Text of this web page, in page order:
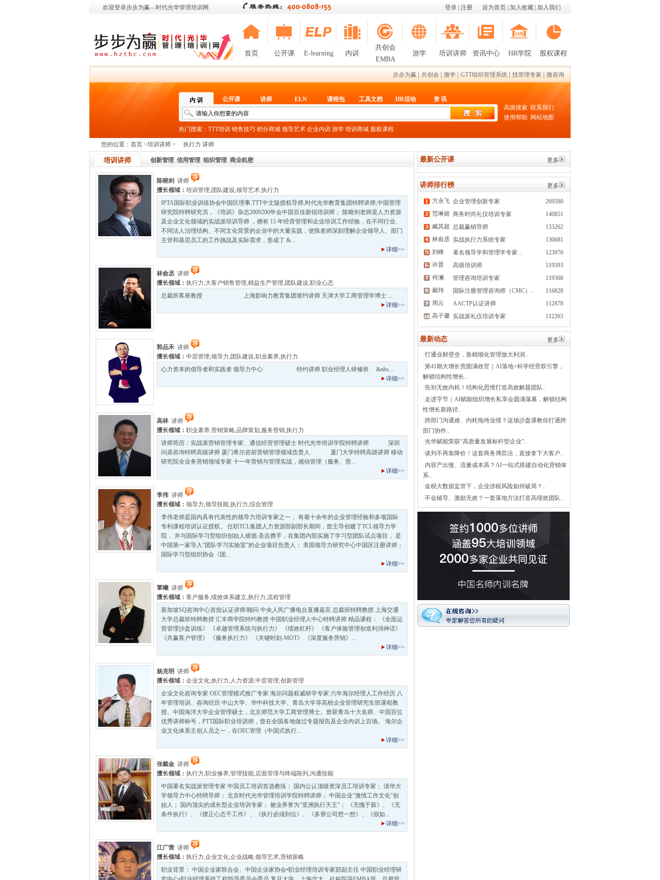
欢迎登录步步为赢—时代光华管理培训网 设为首页 加入收藏 加入我们
登录 注册
首页 公开课 E-learning 内训
共创会
EMBA
游学 培训讲师 资讯中心 HR学院 股权课程
步步为赢 共创会 微学 GTT组织管理系统 找管理专家 微咨询
内 训 公开课 讲师 ELN 课程包 工具文档 HR活动 资 讯
热门搜索： TTT培训 销售技巧 积分商城 领导艺术 企业内训 游学 培训商城 股权课程
高级搜索 联系我们
使用帮助
网站地图
您的位置： 首页 >培训讲师 > 执行力 讲师
培训讲师 创新管理 信用管理 组织管理 商业机密
陈晓剑 讲师
擅长领域： 培训管理, 团队建设,领导艺术,执行力
IPTA国际职业训练协会中国区理事,TTT中文版授权导师,时代光华教育集团特聘讲师,中国管理
研究院特聘研究员，《培训》杂志2009200年会中国百佳新锐培训师； 陈晓剑老师是人力资源
及企业文化领域的实战派培训导师 ，拥有 15 年经营管理和企业培训工作经验，在不同行业、
不同法人治理结构、不同文化背景的企业中的大量实践，使陈老师深刻理解企业领导人、部门
主管和基层员工的工作挑战及实际需求，形成了 &...
详细>>
林俞丞 讲师
擅长领域： 执行力,大客户销售管理,精益生产管理, 团队建设,职业心态
总裁班客座教授 上海影响力教育集团签约讲师 天津大学工商管理学博士 ...
详细>>
郭品禾 讲师
擅长领域： 中层管理,领导力, 团队建设,职业素养,执行力
心力资本的倡导者和实践者 领导力中心 特约讲师 职业经理人研修班 &nbs...
详细>>
高林 讲师
擅长领域： 职业素养,营销策略,品牌策划 ,服务营销,执行力
讲师简历：实战派营销管理专家、通信经营管理硕士 时代光华培训学院特聘讲师 深圳
问鼎咨询特聘高级讲师 厦门希尔咨前营销管理领域负责人 厦门大学特聘高级讲师 移动
研究院全业务营销领域专家 十一年营销与管理实战，感动管理（服务、营...
详细>>
李伟 讲师
擅长领域： 领导力,领导技能,执行力,综合管理
李伟老师是国内具有代表性的领导力培训专家之一， 有着十余年的企业管理经验和多项国际
专利课程培训认证授权。 任职TCL集团人力资源部副部长期间，曾主导创建了TCL领导力学
院， 并与国际学习型组织创始人彼德.圣吉携手，在集团内部实施了学习型团队试点项目， 是
中国第一家导入“团队学习实验室”的企业项目负责人； 美国领导力研究中心中国区注册讲师；
国际学习型组织协会《团...
详细>>
覃曦 讲师
擅长领域： 客户服务,绩效体系建立,执行力,流程管理
新加坡SQ咨询中心首批认证讲师/顾问 中央人民广播电台直播嘉宾 总裁班特聘教授 上海交通
大学总裁班特聘教授 汇丰商学院特约教授 中国职业经理人中心特聘讲师 精品课程： 《全面运
营管理沙盘训练》 《卓越管理系统与执行力》 《绩效杠杆》 《客户体验管理创造利润神话》
《共赢客户管理》 《服务执行力》 《关键时刻-MOT》 《深度服务营销》...
详细>>
杨克明 讲师
擅长领域： 企业文化,执行力, 人力资源,中层管理,创新管理
企业文化咨询专家 OEC管理模式推广专家 海尔问题权威研学专家 六年海尔经理人工作经历 八
年管理培训、咨询经历 中山大学、华中科技大学、青岛大学等高校企业管理研究生班课程教
授。中国海洋大学企业管理硕士，北京师范大学工商管理博士。曾获青岛十大名师、中国百位
优秀讲师称号，PTT国际职业培训师，曾在全国各地做过专题报告及企业内训上百场。 海尔企
业文化体系主创人员之一，在OEC管理（中国式执行...
详细>>
张戴金 讲师
擅长领域： 执行力,职业修养,管理技能,店面管理与终端陈列 ,沟通技能
中国著名实战派管理专家 中国员工培训首选教练； 国内公认顶级资深员工培训专家； 清华大
学领导力中心特聘导师； 北京时代光华管理培训学院特聘讲师； 中国企业“激情工作文化”创
始人； 国内顶尖的成长型企业培训专家； 被业界誉为“亚洲执行天王”； 《无愧于薪》、《无
条件执行》、《摆正心态干工作》、《执行必须到位》、《多替公司想一想》、《假如...
详细>>
江广营 讲师
擅长领域： 执行力,企业文化,企业战略,领导艺术,营销策略
职业背景： 中国企业家联合会、中国企业家协会•职业经理培训专家部副主任 中国职业经理研
最新公开课 更多
讲师排行榜 更多
方永飞 企业管理创新专家
269580
范琳姬 商务时尚礼仪培训专家
140851
臧其超 总裁赢销导师
133262
林俞丞 实战执行力系统专家
130681
刘峰
著名领导学和管理学专家 ..
123976
许晋
高级培训师
119393
何澜
管理咨询培训专家
119368
戴玮
国际注册管理咨询师（CMC）..
116828
周云
AACTP认证讲师
112878
高子馨 实战派礼仪培训专家 112263
最新动态 更多
·打通业财壁垒，靠精细化管理放大利润..
·第41期大增长营圆满收官｜AI落地+科学经营双引擎，
解锁结构性增长..
·告别无效内耗！结构化思维打造高效解题团队..
·走进字节｜AI赋能组织增长私享会圆满落幕，解锁结构
性增长新路径..
·跨部门沟通难、内耗拖垮业绩？这场沙盘课教你打通跨
部门协作..
·光华赋能荣获“高质量发展标杆型企业”..
·谈判不再靠降价！这套商务博弈法，直接拿下大客户..
·内容产出慢、流量成本高？AI一站式搭建自动化营销体
系..
·金税大数据监管下，企业涉税风险如何破局？..
·不会辅导、激励无效？一套落地方法打造高绩效团队..